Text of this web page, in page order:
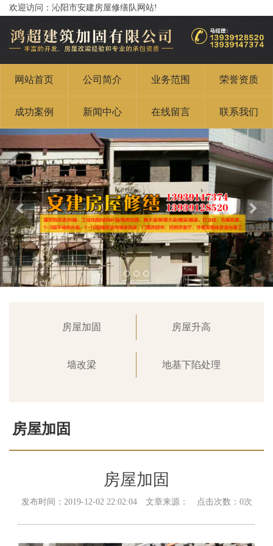
欢迎访问：沁阳市安建房屋修缮队网站!
网站首页 公司简介 业务范围 荣誉资质
成功案例 新闻中心 在线留言 联系我们
房屋加固 房屋升高
墙改梁 地基下陷处理
房屋加固
房屋加固
发布时间：2019-12-02 22:02:04 文章来源： 点击次数：0次